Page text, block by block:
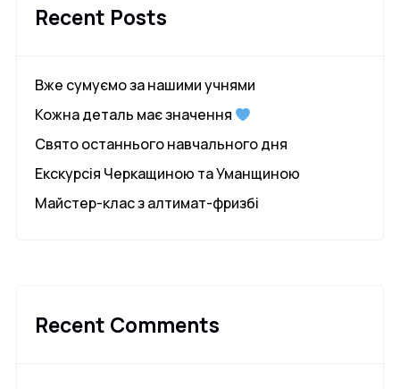
Recent Posts
Вже сумуємо за нашими учнями
Кожна деталь має значення
Свято останнього навчального дня
Екскурсія Черкащиною та Уманщиною
Майстер-клас з алтимат-фризбі
Recent Comments